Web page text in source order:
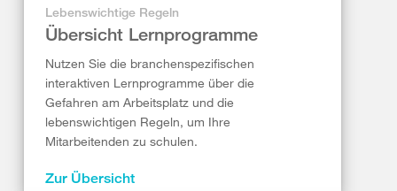
Lebenswichtige Regeln
Übersicht Lernprogramme
Nutzen Sie die branchenspezifischen
interaktiven Lernprogramme über die
Gefahren am Arbeitsplatz und die
lebenswichtigen Regeln, um Ihre
Mitarbeitenden zu schulen.
Zur Übersicht